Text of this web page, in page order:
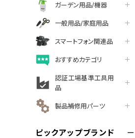
ガーデン用品/機器
一般用品/家庭用品
スマートフォン関連品
おすすめカテゴリ
認証工場基準工具用
品
製品補修用パーツ
ピックアップブランド